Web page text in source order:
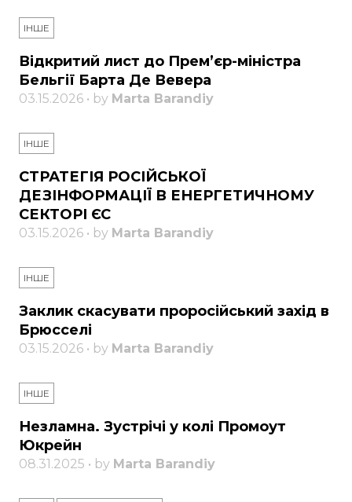
ІНШЕ
Відкритий лист до Прем’єр-міністра
Бельгії Барта Де Вевера
03.15.2026 • by Marta Barandiy
ІНШЕ
СТРАТЕГІЯ РОСІЙСЬКОЇ
ДЕЗІНФОРМАЦІЇ В ЕНЕРГЕТИЧНОМУ
СЕКТОРІ ЄС
03.15.2026 • by Marta Barandiy
ІНШЕ
Заклик скасувати проросійський захід в
Брюсселі
03.15.2026 • by Marta Barandiy
ІНШЕ
Незламна. Зустрічі у колі Промоут
Юкрейн
08.31.2025 • by Marta Barandiy